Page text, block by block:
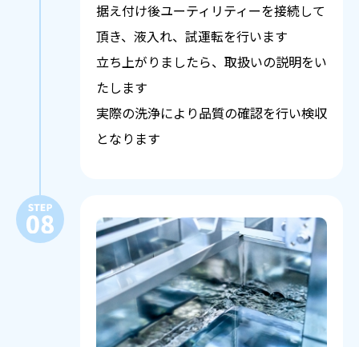
据え付け後ユーティリティーを接続して
頂き、液入れ、試運転を行います
立ち上がりましたら、取扱いの説明をい
たします
実際の洗浄により品質の確認を行い検収
となります